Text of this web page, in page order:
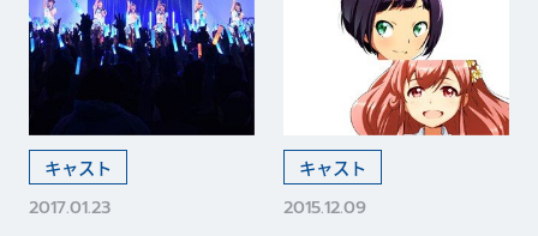
キャスト
2017.01.23
キャスト
2015.12.09